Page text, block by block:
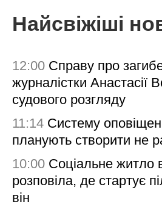
Найсвіжіші
12:00 Справу про
журналістки Анастасії
судового розгляду
11:14 Систему
планують створити не
10:00 Соціальне житло
розповіла, де стартує
він